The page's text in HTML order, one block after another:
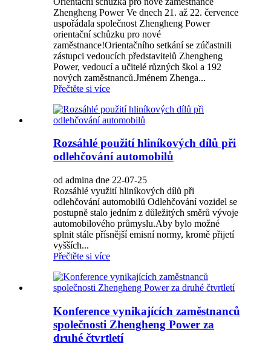
Zhengheng Power Ve dnech 21. až 22. července
uspořádala společnost Zhengheng Power
orientační schůzku pro nové
zaměstnance!Orientačního setkání se zúčastnili
zástupci vedoucích představitelů Zhengheng
Power, vedoucí a učitelé různých škol a 192
nových zaměstnanců.Jménem Zhenga...
Přečtěte si více
Rozsáhlé použití hliníkových dílů při
odlehčování automobilů
od admina dne 22-07-25
Rozsáhlé využití hliníkových dílů při
odlehčování automobilů Odlehčování vozidel se
postupně stalo jedním z důležitých směrů vývoje
automobilového průmyslu.Aby bylo možné
splnit stále přísnější emisní normy, kromě přijetí
vyšších...
Přečtěte si více
Konference vynikajících zaměstnanců
společnosti Zhengheng Power za
druhé čtvrtletí